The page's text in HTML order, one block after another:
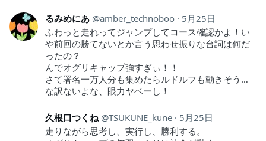
るみめにあ amber_technoboo
5月25日
ふわっと走れってジャンプしてコース確認かよ！い
や前回の勝てないとか言う思わせ振りな台詞は何だ
ったの？
んでオグリキャップ強すぎぃ！！
さて署名一万人分も集めたらルドルフも動きそう…
な訳ないよな、眼力ヤベーし！
久根口つくね TSUKUNE_kune
5月25日
走りながら思考し、実行し、勝利する。